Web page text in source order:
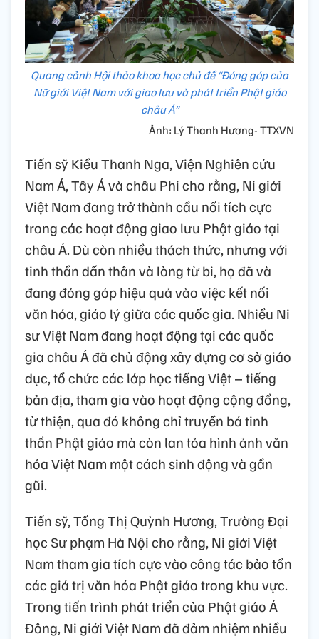
Quang cảnh Hội thảo khoa học chủ đề “Đóng góp của
Nữ giới Việt Nam với giao lưu và phát triển Phật giáo
châu Á”
Ảnh: Lý Thanh Hương- TTXVN
Tiến sỹ Kiều Thanh Nga, Viện Nghiên cứu
Nam Á, Tây Á và châu Phi cho rằng, Ni giới
Việt Nam đang trở thành cầu nối tích cực
trong các hoạt động giao lưu Phật giáo tại
châu Á. Dù còn nhiều thách thức, nhưng với
tinh thần dấn thân và lòng từ bi, họ đã và
đang đóng góp hiệu quả vào việc kết nối
văn hóa, giáo lý giữa các quốc gia. Nhiều Ni
sư Việt Nam đang hoạt động tại các quốc
gia châu Á đã chủ động xây dựng cơ sở giáo
dục, tổ chức các lớp học tiếng Việt – tiếng
bản địa, tham gia vào hoạt động cộng đồng,
từ thiện, qua đó không chỉ truyền bá tinh
thần Phật giáo mà còn lan tỏa hình ảnh văn
hóa Việt Nam một cách sinh động và gần
gũi.
Tiến sỹ, Tống Thị Quỳnh Hương, Trường Đại
học Sư phạm Hà Nội cho rằng, Ni giới Việt
Nam tham gia tích cực vào công tác bảo tồn
các giá trị văn hóa Phật giáo trong khu vực.
Trong tiến trình phát triển của Phật giáo Á
Đông, Ni giới Việt Nam đã đảm nhiệm nhiều